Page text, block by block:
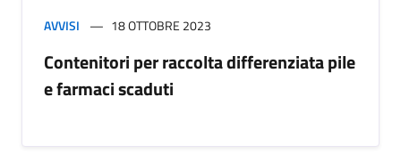
AVVISI 18 OTTOBRE 2023
Contenitori per raccolta differenziata pile
e farmaci scaduti